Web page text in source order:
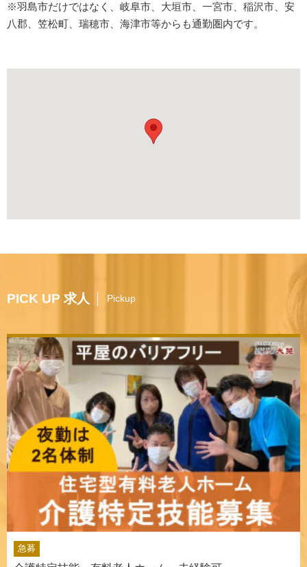
※羽島市だけではなく、岐阜市、大垣市、一宮市、稲沢市、安
八郡、笠松町、瑞穂市、海津市等からも通勤圏内です。
PICK UP 求人 Pickup
急募